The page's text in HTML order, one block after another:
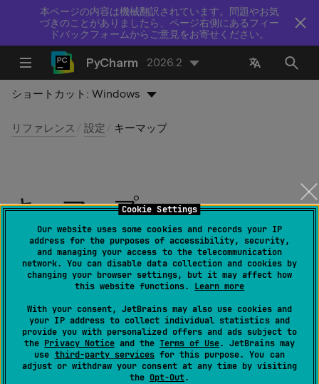
Cookie Settings
Our website uses some cookies and records your IP
address for the purposes of accessibility, security,
and managing your access to the telecommunication
network. You can disable data collection and cookies by
changing your browser settings, but it may affect how
this website functions. Learn more
With your consent, JetBrains may also use cookies and
your IP address to collect individual statistics and
provide you with personalized offers and ads subject to
the Privacy Noticeand the Terms of Use. JetBrains may
use third-party servicesfor this purpose. You can
adjust or withdraw your consent at any time by visiting
the Opt-Out.
本ページの内容は機械翻訳されています。問題やお気
づきのことがありましたら、ページ右側にあるフィー
ドバックフォームからご意見をお寄せください。
PyCharm 2026.2
ショートカット:Windows
リファレンス 設定 キーマップ
キーマップ
最終更新日： 2026 年 7 月 14 日
ファイル | 設定 | キーマップ(Windows および Linux
用)
macOS 用 %instance% | 設定 | キーマップ
Ctrl Alt 0
S